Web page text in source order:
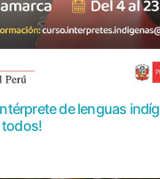
de lenguas